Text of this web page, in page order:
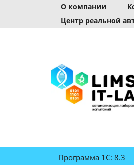
О компании
Центр реальной
Программа 1С: 8.3